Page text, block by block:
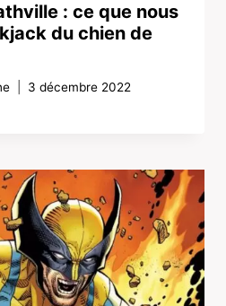
: ce que nous
du chien de
3 décembre 2022